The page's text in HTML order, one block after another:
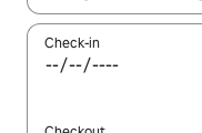
Check-in